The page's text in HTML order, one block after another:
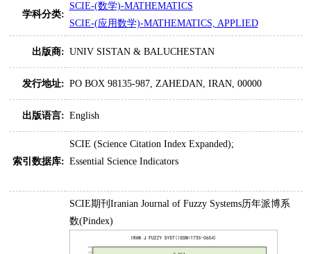
学科分类:
SCIE-(数学)-MATHEMATICS
SCIE-(应用数学)-MATHEMATICS, APPLIED
出版商: UNIV SISTAN & BALUCHESTAN
发行地址: PO BOX 98135-987, ZAHEDAN, IRAN, 00000
出版语言: English
索引数据库:
SCIE (Science Citation Index Expanded);
Essential Science Indicators
SCIE期刊Iranian Journal of Fuzzy Systems历年派博系
数(Pindex)